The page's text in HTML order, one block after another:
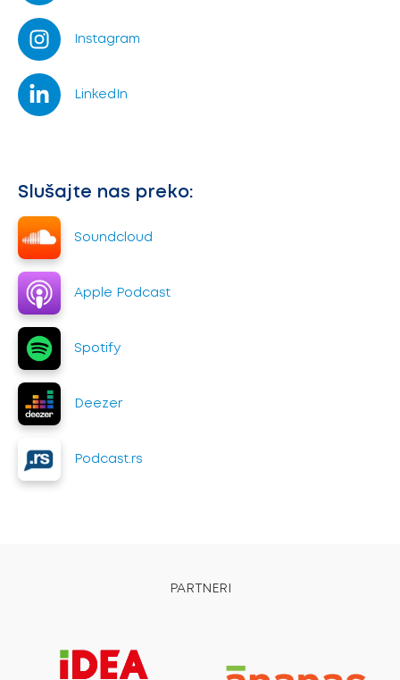
Instagram
LinkedIn
Slušajte nas preko:
Soundcloud
Apple Podcast
Spotify
Deezer
Podcast.rs
PARTNERI